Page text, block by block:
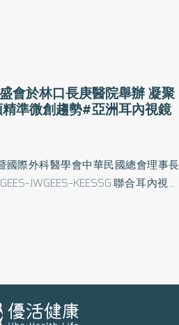
會於林口長庚醫院舉辦 凝聚
準微創趨勢#亞洲耳內視鏡
國際外科醫學會中華民國總會理事長
聯合耳內視鏡
教授，以及我國耳科醫學會、台灣耳